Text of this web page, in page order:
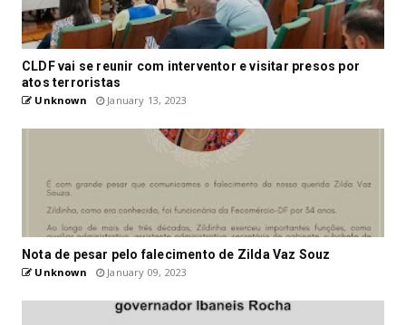
CLDF vai se reunir com interventor e visitar presos por
atos terroristas
Unknown January 13, 2023
Nota de pesar pelo falecimento de Zilda Vaz Souz
Unknown January 09, 2023